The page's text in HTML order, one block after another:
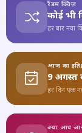
रैंडम क्विज़
कोई भी
हर बार नया
आज का
9 अगस्त
हर दिन एक
क्या आप